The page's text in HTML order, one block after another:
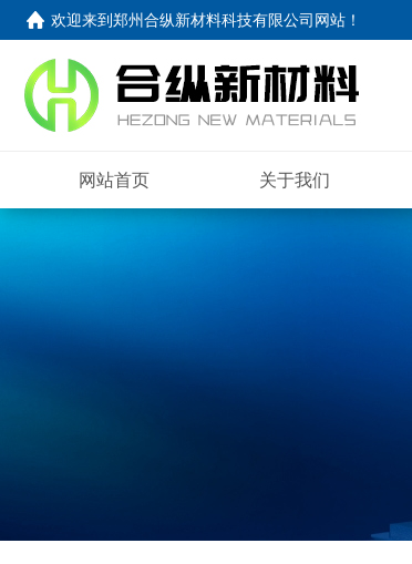
欢迎来到郑州合纵新材料科技有限公司网站 ！
网站首页 关于我们